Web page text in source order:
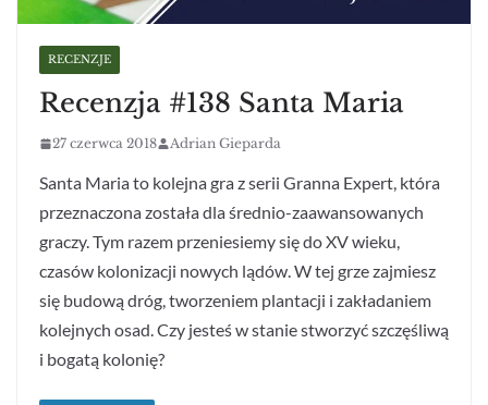
RECENZJE
Recenzja #138 Santa Maria
27 czerwca 2018 Adrian Gieparda
Santa Maria to kolejna gra z serii Granna Expert, która
przeznaczona została dla średnio-zaawansowanych
graczy. Tym razem przeniesiemy się do XV wieku,
czasów kolonizacji nowych lądów. W tej grze zajmiesz
się budową dróg, tworzeniem plantacji i zakładaniem
kolejnych osad. Czy jesteś w stanie stworzyć szczęśliwą
i bogatą kolonię?